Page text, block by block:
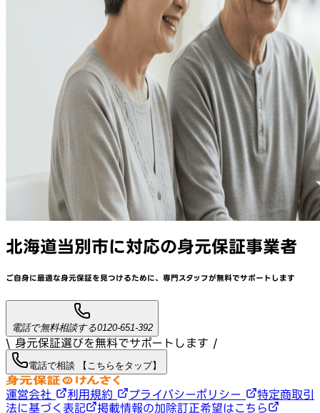
北海道当別市に対応の身元保証事業者
ご自身に最適な身元保証を見つけるために、 専門スタッフが無料でサポートします
電話で無料相談する0120-651-392
\ 身元保証選びを無料でサポートします /
電話で相談 【こちらをタップ】
運営会社 利用規約 プライバシーポリシー
特定商取引
法に基づく表記
掲載情報の加除訂正希望はこちら